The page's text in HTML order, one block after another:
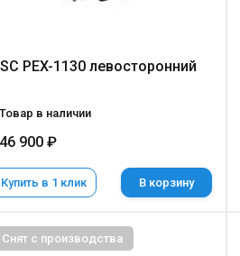
PEX-1130 левосторонний
Товар в наличии
900 ₽
Купить в 1 клик В корзину
Снят с производства